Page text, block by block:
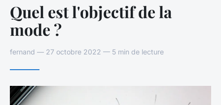
Quel est l'objectif de la
mode ?
fernand — 27 octobre 2022 — 5 min de lecture